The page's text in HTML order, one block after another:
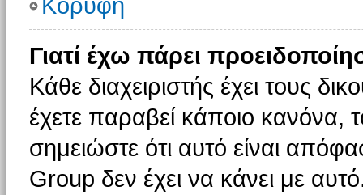
Κορυφή
Γιατί έχω πάρει
Κάθε διαχειριστής έχει τους
έχετε παραβεί κάποιο κανόνα,
σημειώστε ότι αυτό είναι
Group δεν έχει να κάνει με